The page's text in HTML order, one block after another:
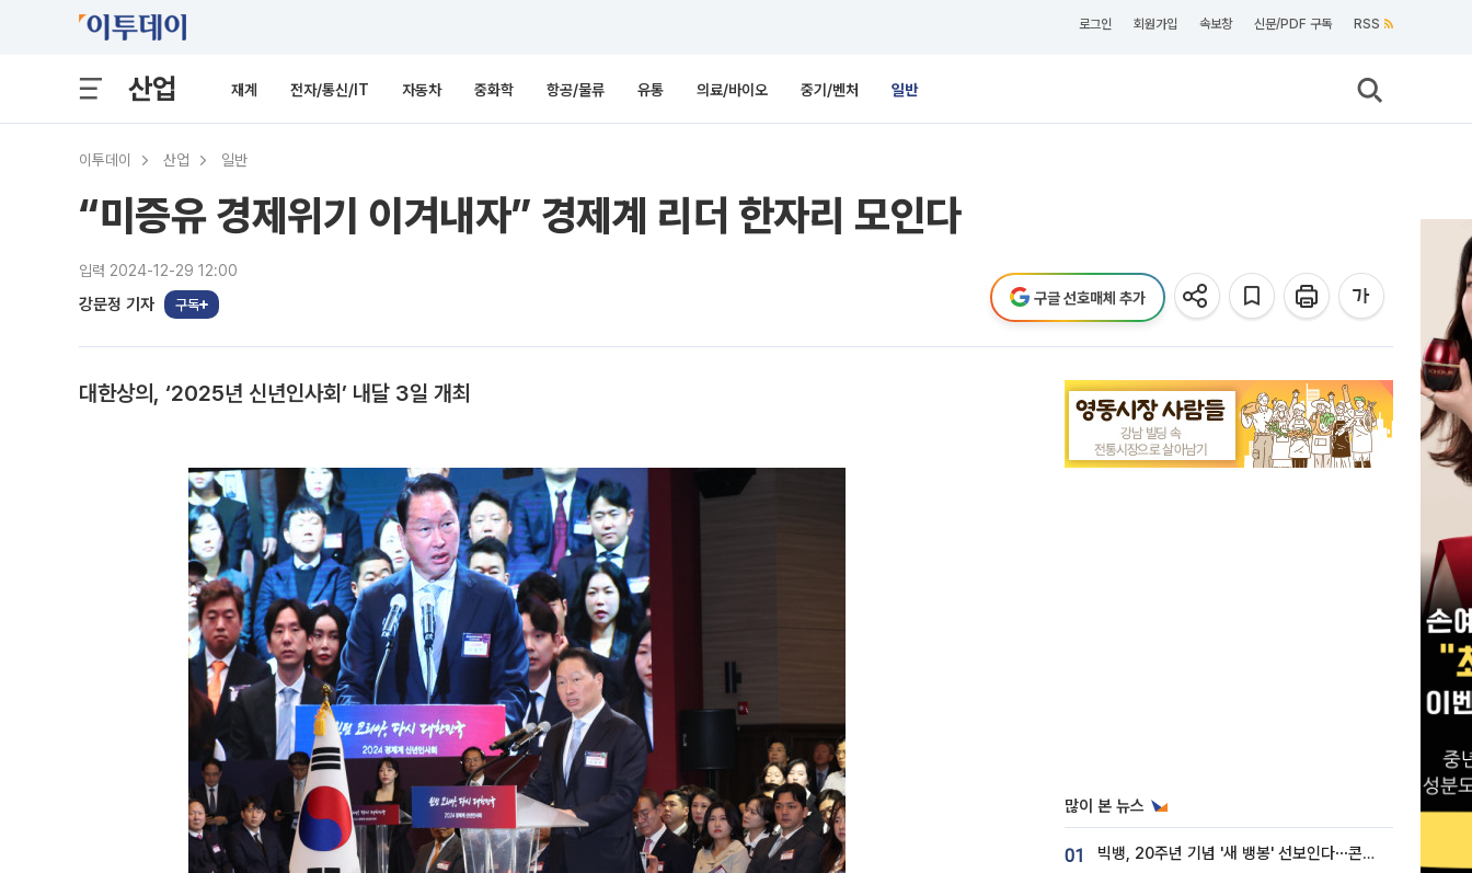
로그인 회원가입 속보창 신문/PDF 구독 RSS
산업 재계 전자/통신/IT 자동차 중화학 항공/물류 유통 의료/바이오 중기/벤처 일반
이투데이 산업 일반
“미증유 경제위기 이겨내자” 경제계 리더 한자리 모인다
입력 2024-12-29 12:00
강문정 기자 구독 구글 선호매체 추가
대한상의, ‘2025년 신년인사회’ 내달 3일 개최
많이 본 뉴스
01 빅뱅, 20주년 기념 '새 뱅봉' 선보인다⋯콘서트 앞두고 팝업 개최